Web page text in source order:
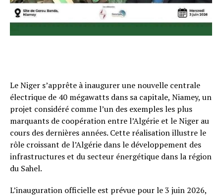
Le Niger s’apprête à inaugurer une nouvelle centrale
électrique de 40 mégawatts dans sa capitale, Niamey, un
projet considéré comme l’un des exemples les plus
marquants de coopération entre l’Algérie et le Niger au
cours des dernières années. Cette réalisation illustre le
rôle croissant de l’Algérie dans le développement des
infrastructures et du secteur énergétique dans la région
du Sahel.
L’inauguration officielle est prévue pour le 3 juin 2026,